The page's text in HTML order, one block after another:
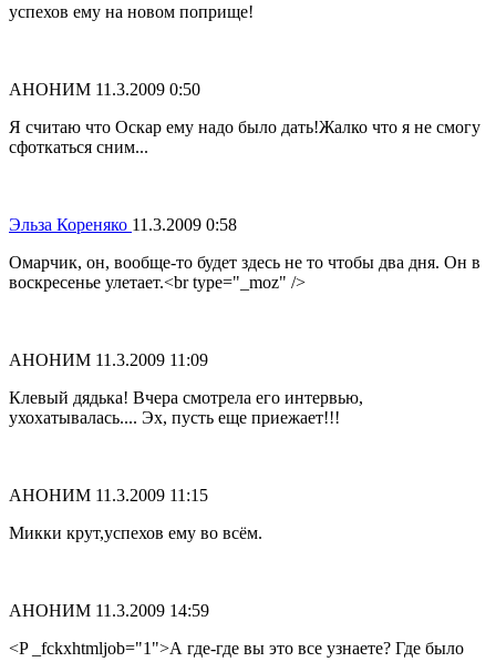
успехов ему на новом поприще!
АНОНИМ 11.3.2009 0:50
Я считаю что Оскар ему надо было дать!Жалко что я не смогу
сфоткаться сним...
Эльза Кореняко 11.3.2009 0:58
Омарчик, он, вообще-то будет здесь не то чтобы два дня. Он в
воскресенье улетает.<br type="_moz" />
АНОНИМ 11.3.2009 11:09
Клевый дядька! Вчера смотрела его интервью,
ухохатывалась.... Эх, пусть еще приежает!!!
АНОНИМ 11.3.2009 11:15
Микки крут,успехов ему во всём.
АНОНИМ 11.3.2009 14:59
<P _fckxhtmljob="1">А где-где вы это все узнаете? Где было